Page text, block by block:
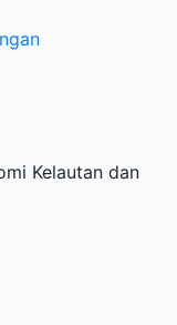
Kelautan dan